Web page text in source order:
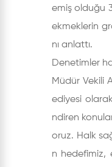
emiş olduğu
ekmeklerin
nı anlattı.
Denetimler
Müdür Vekili
ediyesi olarak
ndiren
oruz. Halk
n hedefimiz,